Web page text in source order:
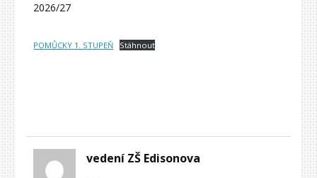
2026/27
POMŮCKY 1. STUPEŇ Stáhnout
vedení ZŠ Edisonova